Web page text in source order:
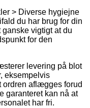
> Diverse hygiejne
du har brug for din
ganske vigtigt at du
for den
levering på blot
eksempelvis
ordren aflægges forud
garanteret kan nå at
har fri.